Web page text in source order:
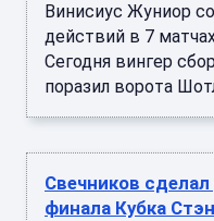
Винисиус Жуниор
действий в 7
Сегодня вингер
поразил ворота
Свечников
финала Кубка